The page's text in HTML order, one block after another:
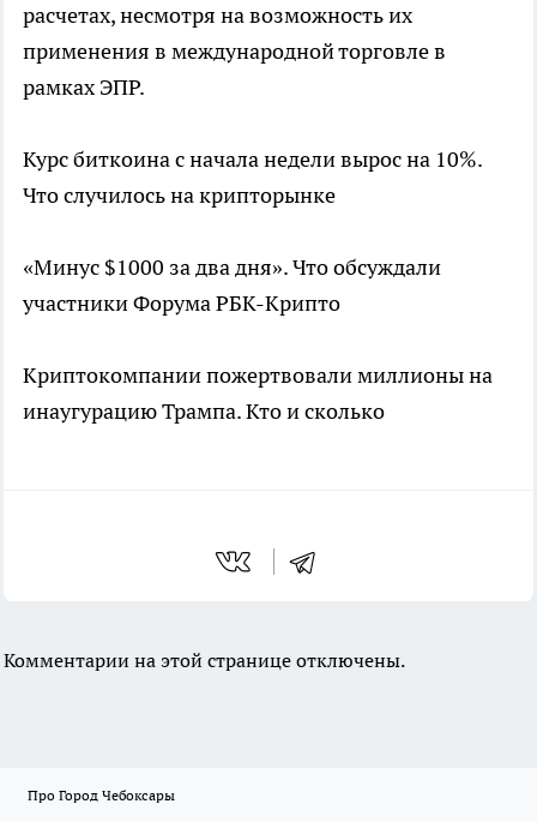
расчетах, несмотря на возможность их
применения в международной торговле в
рамках ЭПР.
Курс биткоина с начала недели вырос на 10%.
Что случилось на крипторынке
«Минус $1000 за два дня». Что обсуждали
участники Форума РБК-Крипто
Криптокомпании пожертвовали миллионы на
инаугурацию Трампа. Кто и сколько
Комментарии на этой странице отключены.
Про Город Чебоксары